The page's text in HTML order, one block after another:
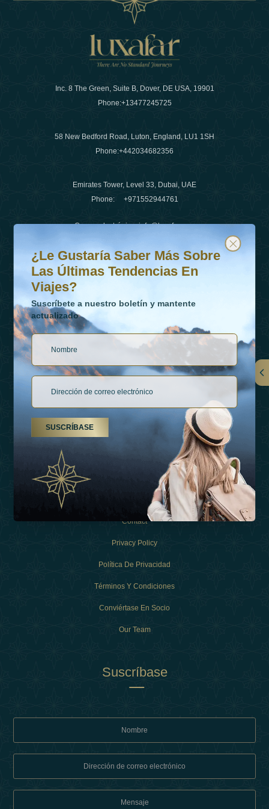
Inc. 8 The Green, Suite B, Dover, DE USA, 19901
Phone:+13477245725
58 New Bedford Road, Luton, England, LU1 1SH
Phone:+442034682356
Emirates Tower, Level 33, Dubai, UAE
Phone: +971552944761
Correo electrónico:info@luxafar.com
Número de WhatsApp
+442034682356
+971552944761
Vínculos
Tipos De Vacaciones
Contact
Privacy Policy
Política De Privacidad
Términos Y Condiciones
Conviértase En Socio
Our Team
Suscríbase
¿Le gustaría saber más sobre las últimas tendencias en
Suscríbete a nuestro boletín y mantente actualizado
¿Le Gustaría Saber Más Sobre
Las Últimas Tendencias En
Viajes?
Suscríbete a nuestro boletín y mantente
actualizado
SUSCRÍBASE